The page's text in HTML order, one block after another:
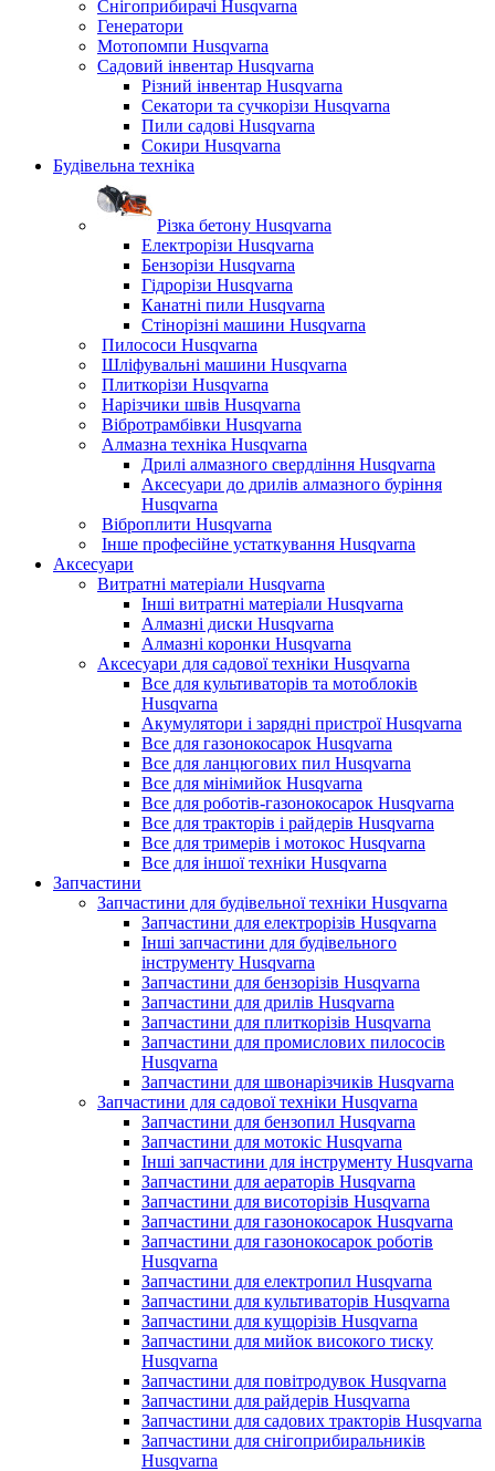
Снігоприбирачі Husqvarna
Генератори
Мотопомпи Husqvarna
Садовий інвентар Husqvarna
Різний інвентар Husqvarna
Секатори та сучкорізи Husqvarna
Пили садові Husqvarna
Сокири Husqvarna
Будівельна техніка
Різка бетону Husqvarna
Електрорізи Husqvarna
Бензорізи Husqvarna
Гідрорізи Husqvarna
Канатні пили Husqvarna
Стінорізні машини Husqvarna
Пилососи Husqvarna
Шліфувальні машини Husqvarna
Плиткорізи Husqvarna
Нарізчики швів Husqvarna
Вібротрамбівки Husqvarna
Алмазна техніка Husqvarna
Дрилі алмазного свердління Husqvarna
Аксесуари до дрилів алмазного буріння
Husqvarna
Віброплити Husqvarna
Інше професійне устаткування Husqvarna
Аксесуари
Витратні матеріали Husqvarna
Інші витратні матеріали Husqvarna
Алмазні диски Husqvarna
Алмазні коронки Husqvarna
Аксесуари для садової техніки Husqvarna
Все для культиваторів та мотоблоків
Husqvarna
Акумулятори і зарядні пристрої Husqvarna
Все для газонокосарок Husqvarna
Все для ланцюгових пил Husqvarna
Все для мінімийок Husqvarna
Все для роботів-газонокосарок Husqvarna
Все для тракторів і райдерів Husqvarna
Все для тримерів і мотокос Husqvarna
Все для іншої техніки Husqvarna
Запчастини
Запчастини для будівельної техніки Husqvarna
Запчастини для електрорізів Husqvarna
Інші запчастини для будівельного
інструменту Husqvarna
Запчастини для бензорізів Husqvarna
Запчастини для дрилів Husqvarna
Запчастини для плиткорізів Husqvarna
Запчастини для промислових пилососів
Husqvarna
Запчастини для швонарізчиків Husqvarna
Запчастини для садової техніки Husqvarna
Запчастини для бензопил Husqvarna
Запчастини для мотокіс Husqvarna
Інші запчастини для інструменту Husqvarna
Запчастини для аераторів Husqvarna
Запчастини для висоторізів Husqvarna
Запчастини для газонокосарок Husqvarna
Запчастини для газонокосарок роботів
Husqvarna
Запчастини для електропил Husqvarna
Запчастини для культиваторів Husqvarna
Запчастини для кущорізів Husqvarna
Запчастини для мийок високого тиску
Husqvarna
Запчастини для повітродувок Husqvarna
Запчастини для райдерів Husqvarna
Запчастини для садових тракторів Husqvarna
Запчастини для снігоприбиральників
Husqvarna